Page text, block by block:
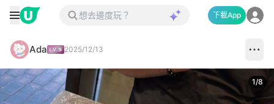
下載App
Ada 2025/12/13
1/8